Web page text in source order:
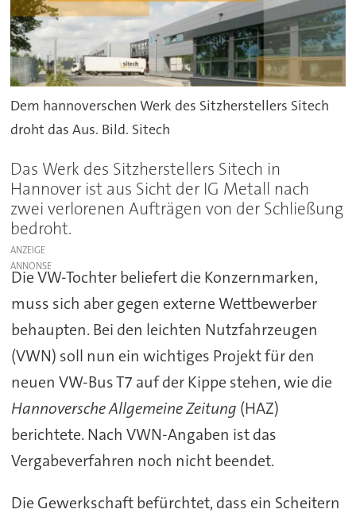
Dem hannoverschen Werk des Sitzherstellers Sitech
droht das Aus. Bild. Sitech
Das Werk des Sitzherstellers Sitech in
Hannover ist aus Sicht der IG Metall nach
zwei verlorenen Aufträgen von der Schließung
bedroht.
ANZEIGE
Die VW-Tochter beliefert die Konzernmarken,
muss sich aber gegen externe Wettbewerber
behaupten. Bei den leichten Nutzfahrzeugen
(VWN) soll nun ein wichtiges Projekt für den
neuen VW-Bus T7 auf der Kippe stehen, wie die
Hannoversche Allgemeine Zeitung (HAZ)
berichtete. Nach VWN-Angaben ist das
Vergabeverfahren noch nicht beendet.
Die Gewerkschaft befürchtet, dass ein Scheitern